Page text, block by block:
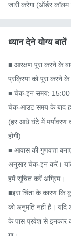
जारी करेगा (ऑर्डर
ध्यान देने योग्य बातें
■ आरक्षण पूरा करने के
प्रक्रिया को पूरा करने
■ चेक-इन समय: 15:00
चेक-आउट समय के बाद
(हर आधे घंटे में पर्यावरण
होगी)
■ आवास की गुणवत्ता
अनुसार चेक-इन करें।
हमें सूचित करें अग्रिम।
■इस चिंता के कारण कि
को अनुमति नहीं है। यदि
के पास प्रवेश से इनकार